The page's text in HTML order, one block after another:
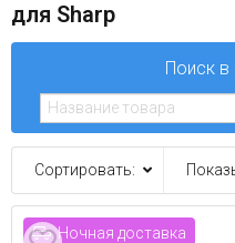
для Sharp
Поиск в
Сортировать:
Ночная доставка